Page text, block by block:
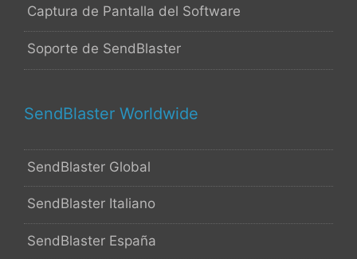
Captura de Pantalla del Software
Soporte de SendBlaster
SendBlaster Worldwide
SendBlaster Global
SendBlaster Italiano
SendBlaster España